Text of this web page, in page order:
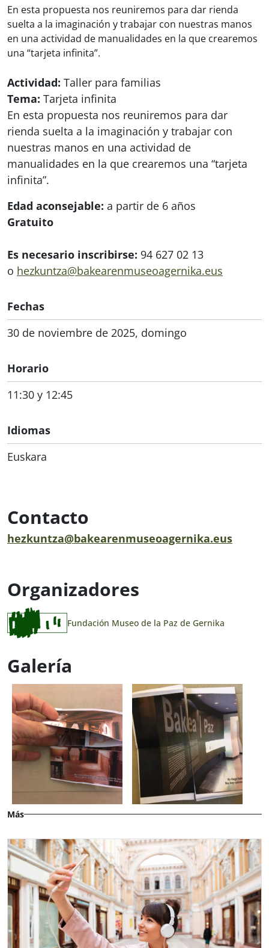
En esta propuesta nos reuniremos para dar rienda
suelta a la imaginación y trabajar con nuestras manos
en una actividad de manualidades en la que crearemos
una “tarjeta infinita”.
Actividad: Taller para familias
Tema: Tarjeta infinita
En esta propuesta nos reuniremos para dar
rienda suelta a la imaginación y trabajar con
nuestras manos en una actividad de
manualidades en la que crearemos una “tarjeta
infinita”.
Edad aconsejable: a partir de 6 años
Gratuito
Es necesario inscribirse: 94 627 02 13
o hezkuntza@bakearenmuseoagernika.eus
Fechas
30 de noviembre de 2025, domingo
Horario
11:30 y 12:45
Idiomas
Euskara
Contacto
hezkuntza@bakearenmuseoagernika.eus
Organizadores
Fundación Museo de la Paz de Gernika
Galería
Más